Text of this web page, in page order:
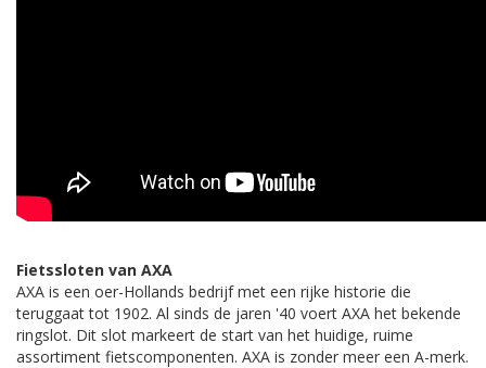
Fietssloten van AXA
AXA is een oer-Hollands bedrijf met een rijke historie die
teruggaat tot 1902. Al sinds de jaren '40 voert AXA het bekende
ringslot. Dit slot markeert de start van het huidige, ruime
assortiment fietscomponenten. AXA is zonder meer een A-merk.